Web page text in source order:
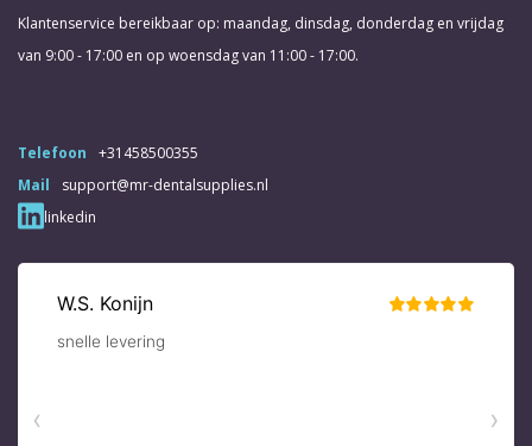
Klantenservice bereikbaar op: maandag, dinsdag, donderdag en vrijdag
van 9:00 - 17:00 en op woensdag van 11:00 - 17:00.
Telefoon
+31458500355
Mail
support@mr-dentalsupplies.nl
linkedin